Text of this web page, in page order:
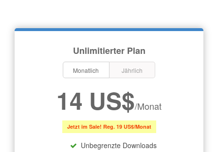
Unlimitierter Plan
Monatlich Jährlich
14 US$/Monat
Jetzt im Sale! Reg. 19 US$/Monat
Unbegrenzte Downloads